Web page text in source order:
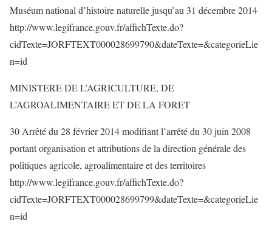
Muséum national d’histoire naturelle jusqu’au 31 décembre 2014
http://www.legifrance.gouv.fr/affichTexte.do?
cidTexte=JORFTEXT000028699790&dateTexte=&categorieLie
n=id
MINISTERE DE L’AGRICULTURE, DE
L’AGROALIMENTAIRE ET DE LA FORET
30 Arrêté du 28 février 2014 modifiant l’arrêté du 30 juin 2008
portant organisation et attributions de la direction générale des
politiques agricole, agroalimentaire et des territoires
http://www.legifrance.gouv.fr/affichTexte.do?
cidTexte=JORFTEXT000028699799&dateTexte=&categorieLie
n=id